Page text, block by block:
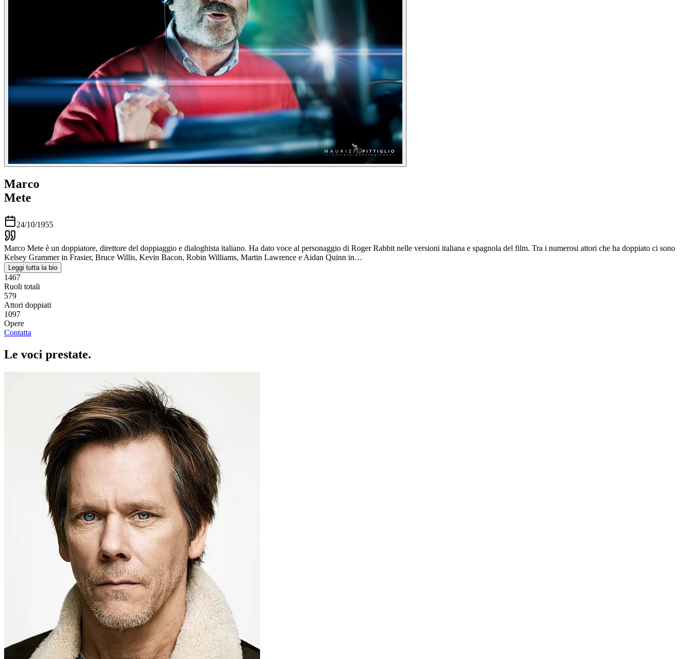
Marco
Mete
24/10/1955
Marco Mete è un doppiatore, direttore del doppiaggio e dialoghista italiano. Ha dato voce al personaggio di Roger Rabbit nelle versioni italiana e spagnola del film. Tra i numerosi attori che ha doppiato ci sono
Kelsey Grammer in Frasier, Bruce Willis, Kevin Bacon, Robin Williams, Martin Lawrence e Aidan Quinn in…
Leggi tutta la bio
1467
Ruoli totali
579
Attori doppiati
1097
Opere
Contatta
Le voci prestate.